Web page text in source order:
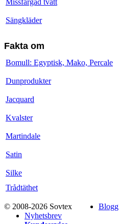
Sängkläder
Fakta om
Bomull: Egyptisk, Mako, Percale
Dunprodukter
Jacquard
Kvalster
Martindale
Satin
Silke
Trådtäthet
© 2008-2026 Sovtex
Blogg
Nyhetsbrev